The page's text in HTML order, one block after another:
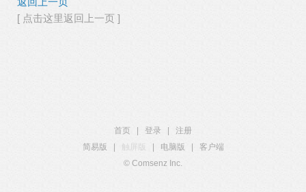
[ 点击这里返回上一页 ]
首页 登录
注册
简易版
触屏版 电脑版
客户端
© Comsenz Inc.